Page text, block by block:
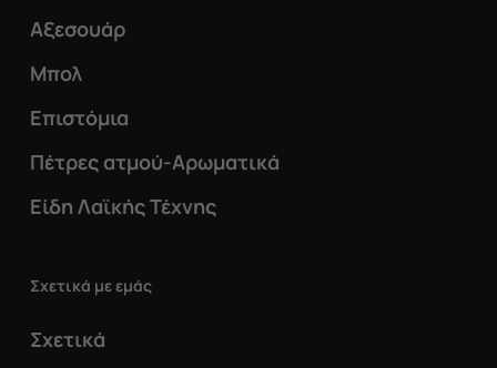
Αξεσουάρ
Μπολ
Επιστόμια
Πέτρες ατμού-Αρωματικά
Είδη Λαϊκής Τέχνης
Σχετικά με εμάς
Σχετικά